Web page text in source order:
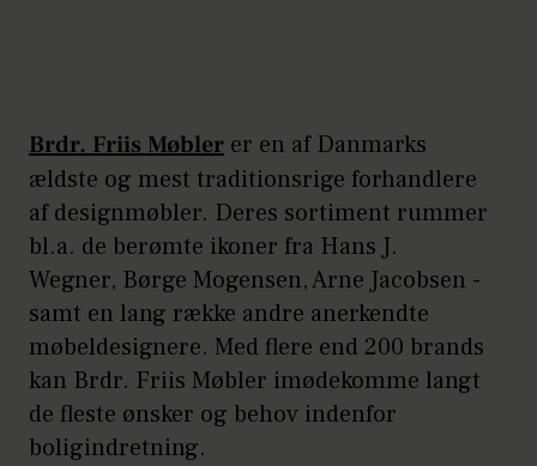
Brdr. Friis Møbler er en af Danmarks
ældste og mest traditionsrige forhandlere
af designmøbler. Deres sortiment rummer
bl.a. de berømte ikoner fra Hans J.
Wegner, Børge Mogensen, Arne Jacobsen -
samt en lang række andre anerkendte
møbeldesignere. Med flere end 200 brands
kan Brdr. Friis Møbler imødekomme langt
de fleste ønsker og behov indenfor
boligindretning.